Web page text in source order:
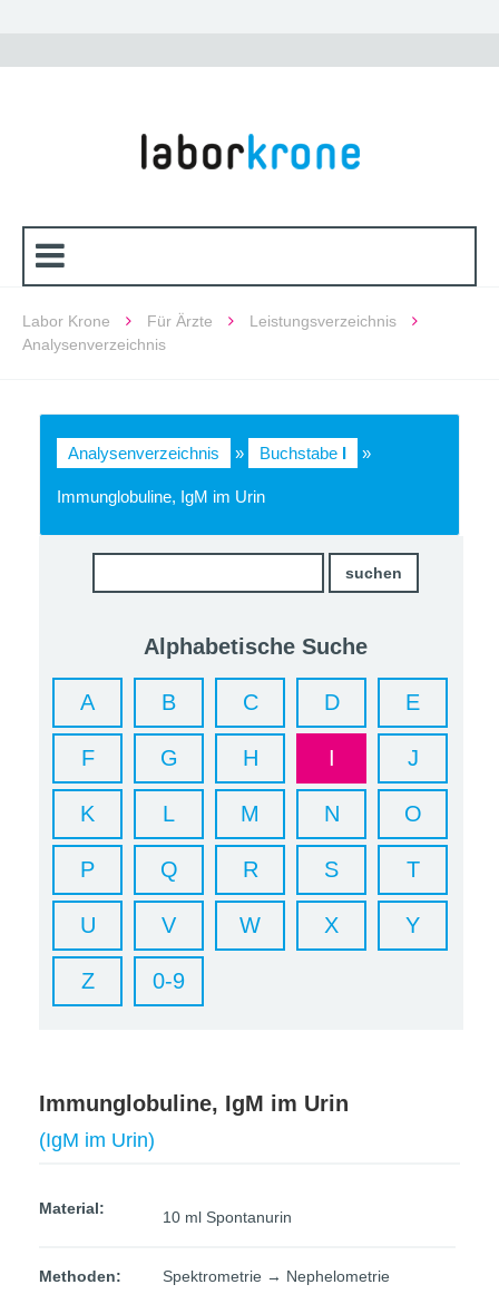
Labor Krone Für Ärzte
Leistungsverzeichnis
Analysenverzeichnis
Analysenverzeichnis » Buchstabe I »
Immunglobuline, IgM im Urin
Alphabetische Suche
A B C D E
F G H I J
K L M N O
P Q R S T
U V W X Y
Z 0-9
Immunglobuline, IgM im Urin
(IgM im Urin)
Material: 10 ml Spontanurin
Methoden: Spektrometrie → Nephelometrie